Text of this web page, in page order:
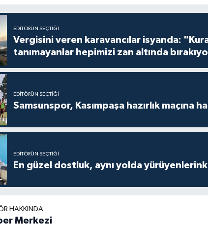
EDITÖRÜN SEÇTIĞI
Vergisini veren karavancılar isyanda:
tanımayanlar hepimizi zan altında
EDITÖRÜN SEÇTIĞI
Samsunspor, Kasımpaşa hazırlık maçına
EDITÖRÜN SEÇTIĞI
En güzel dostluk, aynı yolda
HAKKINDA
Merkezi